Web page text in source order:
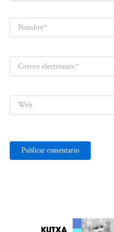
Nombre*
Correo
electrónico*
Web